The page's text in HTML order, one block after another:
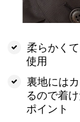
柔らかく
使用
裏地には
るので着
ポイント